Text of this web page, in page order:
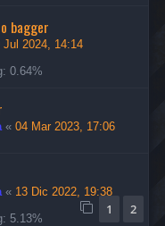
bagger
Jul 2024, 14:14
0.64%
« 04 Mar 2023, 17:06
« 13 Dic 2022, 19:38
1 2
5.13%